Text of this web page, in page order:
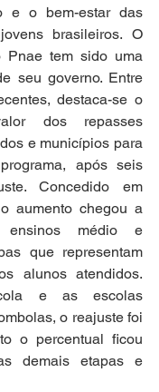
e o bem-estar das
brasileiros. O
Pnae tem sido uma
seu governo. Entre
destaca-se o
dos repasses
e municípios para
após seis
Concedido em
aumento chegou a
médio e
que representam
alunos atendidos.
e as escolas
o reajuste foi
o percentual ficou
demais etapas e